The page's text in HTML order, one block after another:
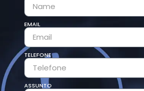
EMAIL
TELEFONE
ASSUNTO